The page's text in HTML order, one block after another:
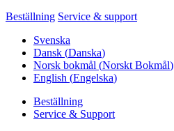
Beställning Service & support
Svenska
Dansk (Danska)
Norsk bokmål (Norskt Bokmål)
English (Engelska)
Beställning
Service & Support